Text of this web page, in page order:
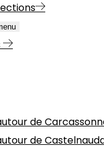
de
de